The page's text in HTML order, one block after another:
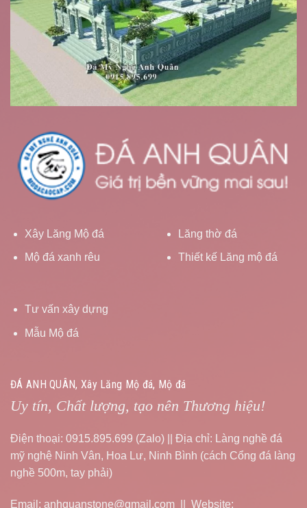
Xây Lăng Mộ đá
Mộ đá xanh rêu
Lăng thờ đá
Thiết kế Lăng mộ đá
Tư vấn xây dựng
Mẫu Mộ đá
ĐÁ ANH QUÂN, Xây Lăng Mộ đá, Mộ đá
Uy tín, Chất lượng, tạo nên Thương hiệu!
Điện thoại: 0915.895.699 (Zalo) || Địa chỉ: Làng nghề đá
mỹ nghệ Ninh Vân, Hoa Lư, Ninh Bình (cách Cổng đá làng
nghề 500m, tay phải)
Email: anhquanstone@gmail.com || Website: